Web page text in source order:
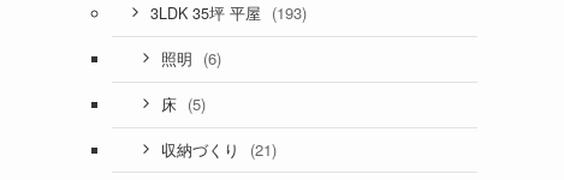
3LDK 35坪 平屋 (193)
照明 (6)
床 (5)
収納づくり (21)